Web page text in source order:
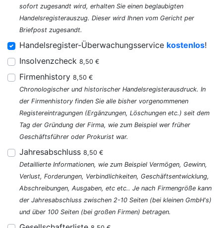
sofort zugesandt wird, erhalten Sie einen beglaubigten
Handelsregisterauszug. Dieser wird Ihnen vom Gericht per
Briefpost zugesandt.
Handelsregister-Überwachungsservice kostenlos!
Insolvenzcheck 8,50 €
Firmenhistory 8,50 €
Chronologischer und historischer Handelsregisterausdruck. In
der Firmenhistory finden Sie alle bisher vorgenommenen
Registereintragungen (Ergänzungen, Löschungen etc.) seit dem
Tag der Gründung der Firma, wie zum Beispiel wer früher
Geschäftsführer oder Prokurist war.
Jahresabschluss 8,50 €
Detaillierte Informationen, wie zum Beispiel Vermögen, Gewinn,
Verlust, Forderungen, Verbindlichkeiten, Geschäftsentwicklung,
Abschreibungen, Ausgaben, etc etc.. Je nach Firmengröße kann
der Jahresabschluss zwischen 2-10 Seiten (bei kleinen GmbH's)
und über 100 Seiten (bei großen Firmen) betragen.